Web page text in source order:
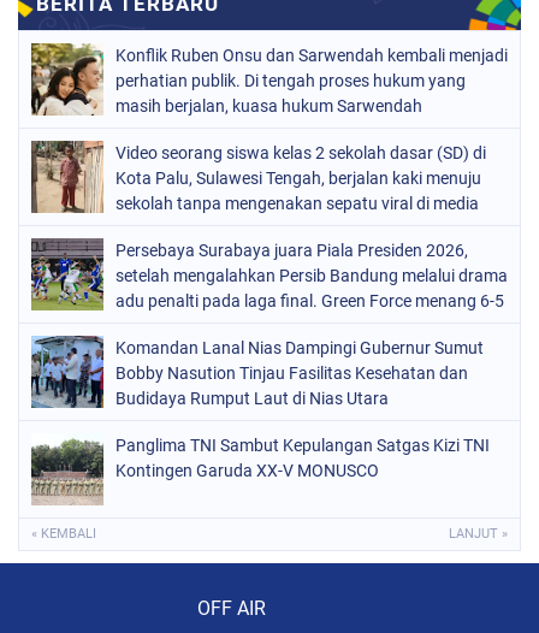
Konflik Ruben Onsu dan Sarwendah kembali menjadi
perhatian publik. Di tengah proses hukum yang
masih berjalan, kuasa hukum Sarwendah
Video seorang siswa kelas 2 sekolah dasar (SD) di
Kota Palu, Sulawesi Tengah, berjalan kaki menuju
sekolah tanpa mengenakan sepatu viral di media
Persebaya Surabaya juara Piala Presiden 2026,
setelah mengalahkan Persib Bandung melalui drama
adu penalti pada laga final. Green Force menang 6-5
menit
Komandan Lanal Nias Dampingi Gubernur Sumut
Bobby Nasution Tinjau Fasilitas Kesehatan dan
Budidaya Rumput Laut di Nias Utara
Panglima TNI Sambut Kepulangan Satgas Kizi TNI
Kontingen Garuda XX-V MONUSCO
« KEMBALI LANJUT »
OFF AIR